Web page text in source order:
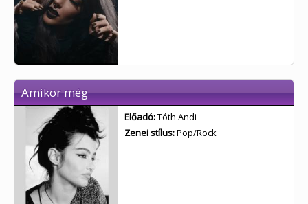
Amikor még
Előadó:Tóth Andi
Zenei stílus:Pop/Rock